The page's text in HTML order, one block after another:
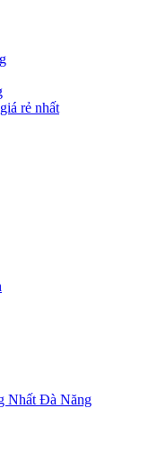
rẻ nhất
Nhất Đà Năng